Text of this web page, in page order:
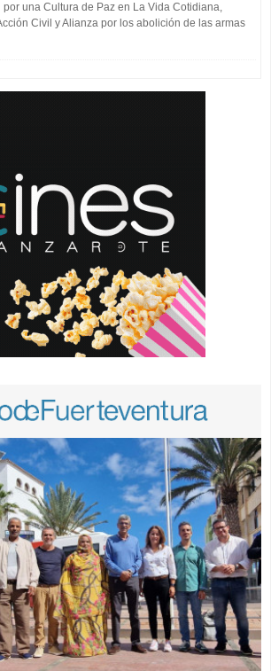
por una Cultura de Paz en La Vida Cotidiana,
Civil y Alianza por los abolición de las armas